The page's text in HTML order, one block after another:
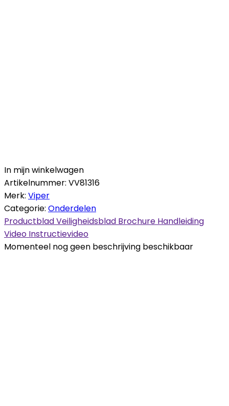
In mijn winkelwagen
Artikelnummer: VV81316
Merk: Viper
Categorie: Onderdelen
ProductbladVeiligheidsblad Brochure Handleiding
Video Instructievideo
Momenteel nog geen beschrijving beschikbaar